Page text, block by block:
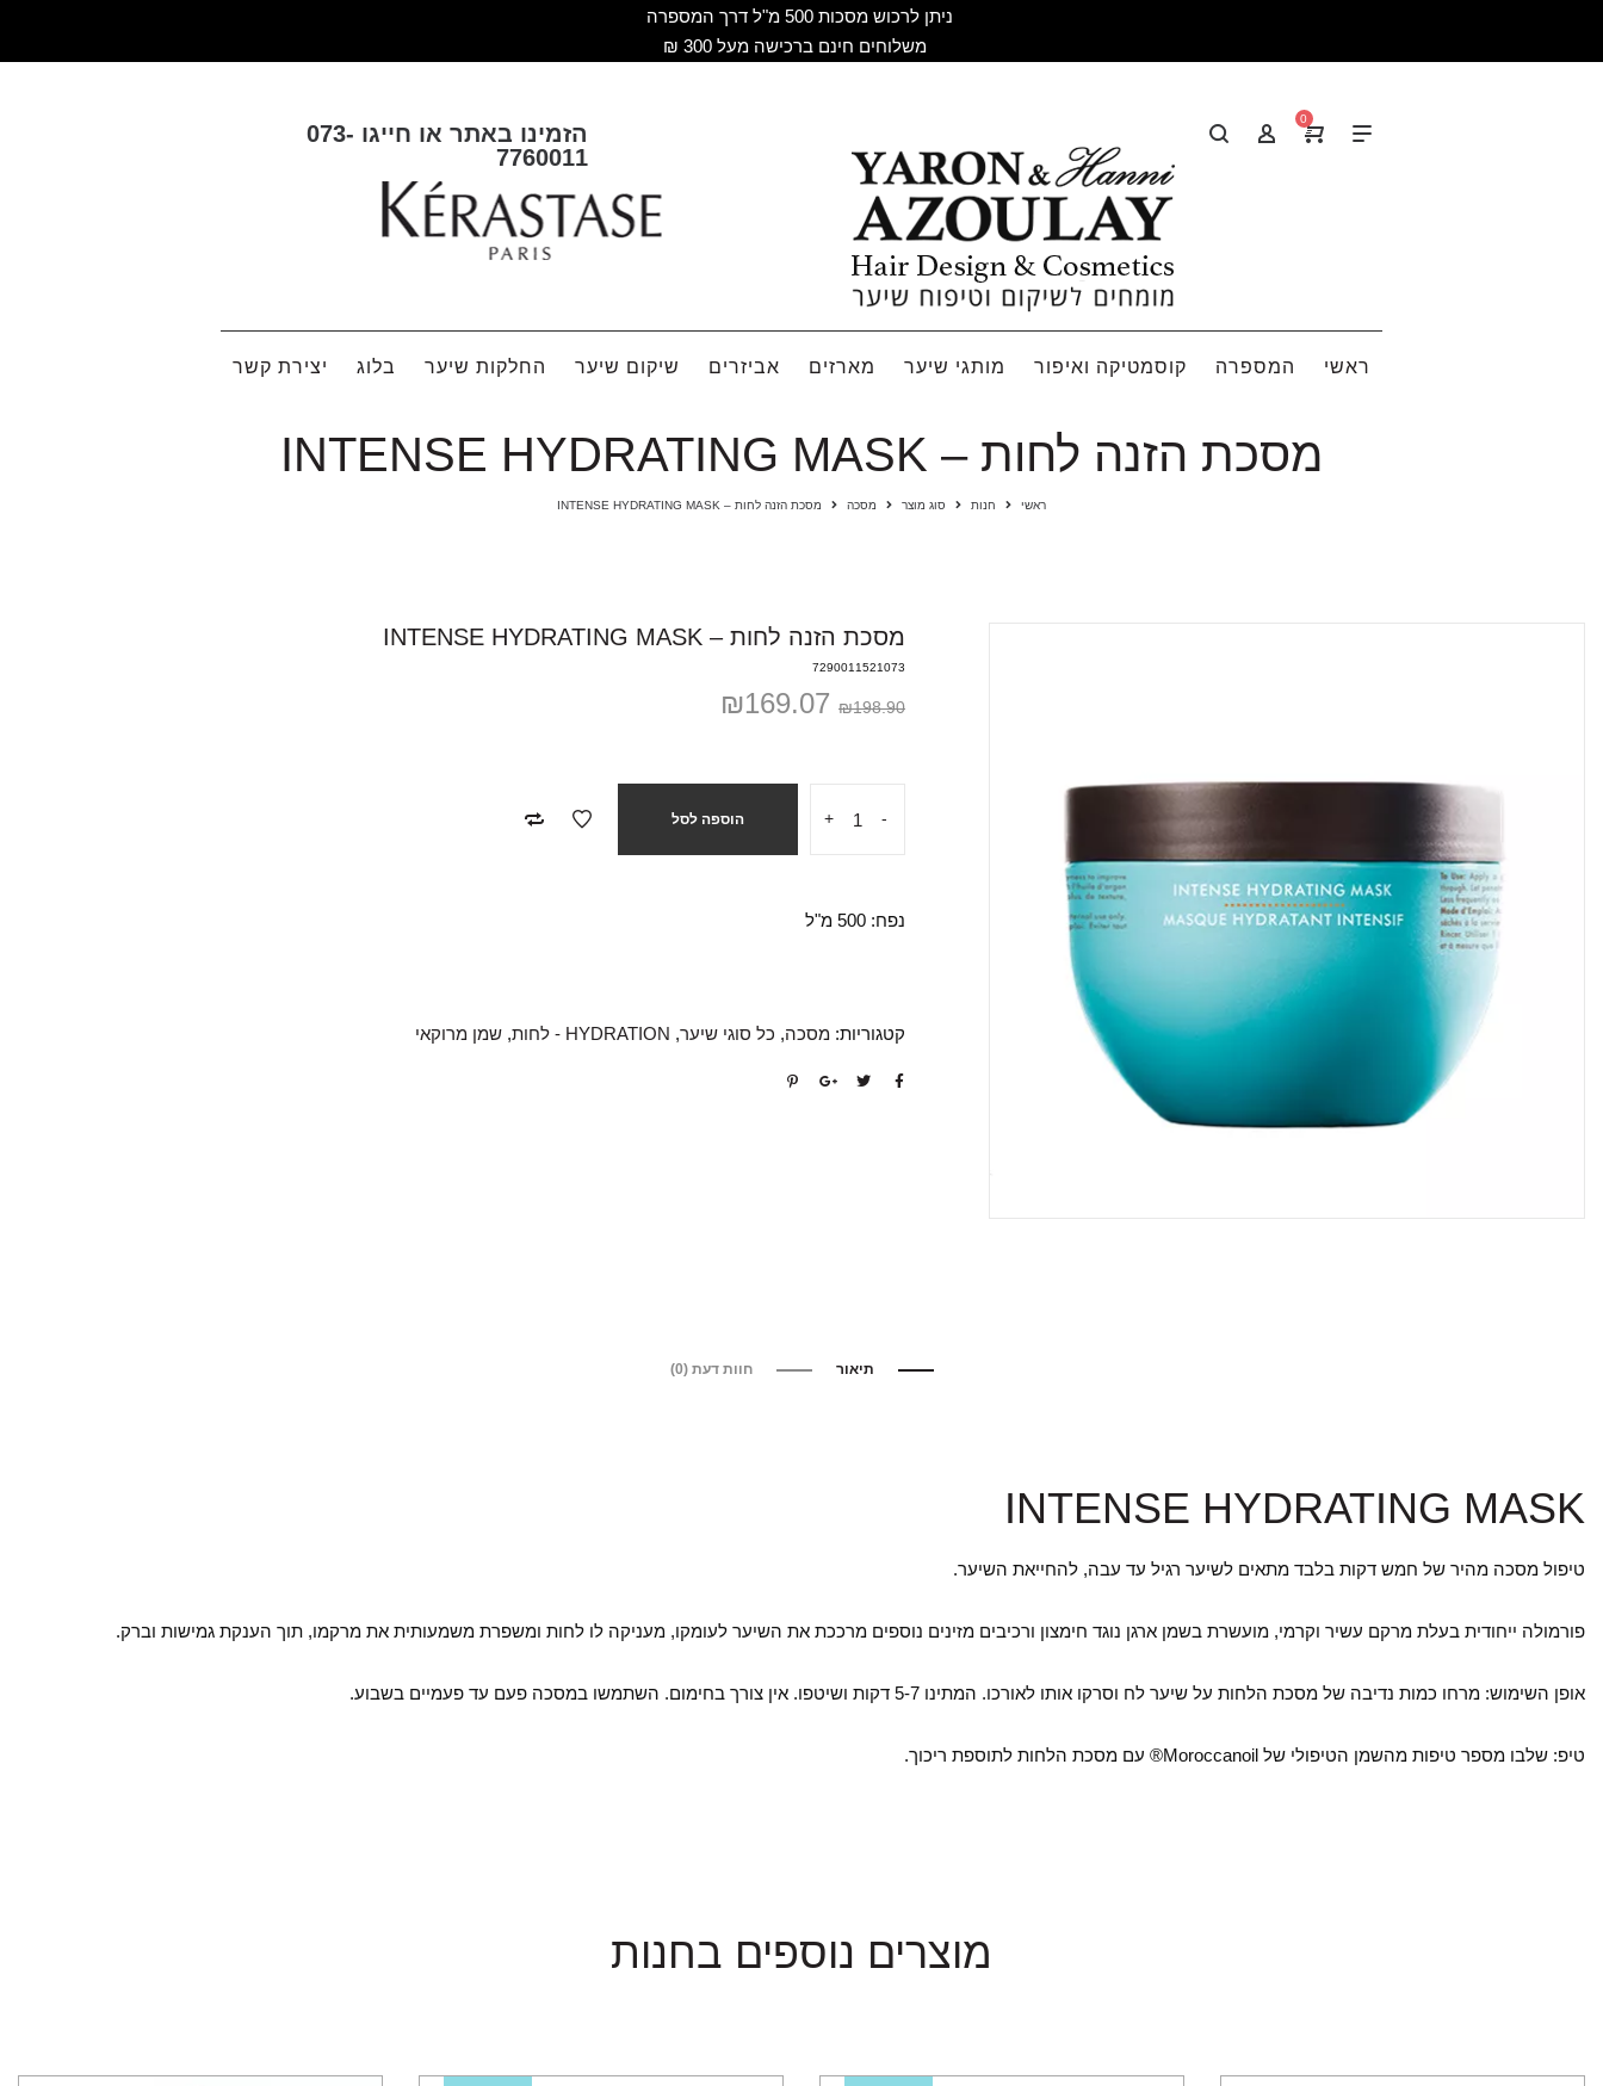
ניתן לרכוש מסכות 500 מ"ל דרך המספרה
משלוחים חינם ברכישה מעל 300 ₪
הזמינו באתר או חייגו 073-
7760011
0
ראשי המספרה קוסמטיקה ואיפור מותגי שיער מארזים אביזרים שיקום שיער החלקות שיער בלוג יצירת קשר
מסכת הזנה לחות – INTENSE HYDRATING MASK
ראשי חנות סוג מוצר מסכה מסכת הזנה לחות – INTENSE HYDRATING MASK
מסכת הזנה לחות – INTENSE HYDRATING MASK
7290011521073
₪198.90
₪169.07
-
+ הוספה לסל
נפח: 500 מ"ל
קטגוריות: מסכה, כל סוגי שיער, HYDRATION - לחות , שמן מרוקאי
תיאור חוות דעת (0)
INTENSE HYDRATING MASK
טיפול מסכה מהיר של חמש דקות בלבד מתאים לשיער רגיל עד עבה, להחייאת השיער.
פורמולה ייחודית בעלת מרקם עשיר וקרמי, מועשרת בשמן ארגן נוגד חימצון ורכיבים מזינים נוספים מרככת את השיער לעומקו, מעניקה לו לחות ומשפרת משמעותית את מרקמו, תוך הענקת גמישות וברק.
אופן השימוש: מרחו כמות נדיבה של מסכת הלחות על שיער לח וסרקו אותו לאורכו. המתינו 5-7 דקות ושיטפו. אין צורך בחימום. השתמשו במסכה פעם עד פעמיים בשבוע.
טיפ: שלבו מספר טיפות מהשמן הטיפולי של Moroccanoil® עם מסכת הלחות לתוספת ריכוך.
מוצרים נוספים בחנות